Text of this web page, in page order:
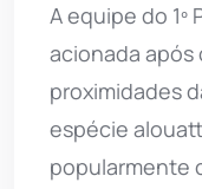
A equipe do 1º
acionada após
proximidades
espécie
popularmente